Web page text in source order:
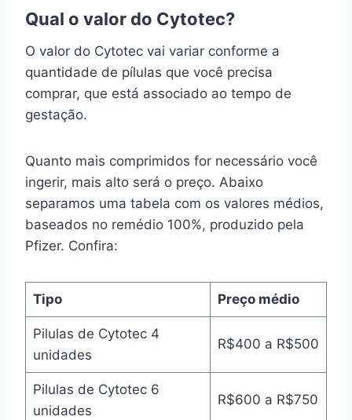
Qual o valor do Cytotec?
O valor do Cytotec vai variar conforme a
quantidade de pílulas que você precisa
comprar, que está associado ao tempo de
gestação.
Quanto mais comprimidos for necessário você
ingerir, mais alto será o preço. Abaixo
separamos uma tabela com os valores médios,
baseados no remédio 100%, produzido pela
Pfizer. Confira:
Tipo Preço médio
Pilulas de Cytotec 4
unidades
R$400 a R$500
Pilulas de Cytotec 6
unidades
R$600 a R$750